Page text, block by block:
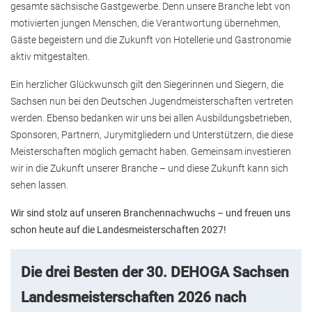
gesamte sächsische Gastgewerbe. Denn unsere Branche lebt von
motivierten jungen Menschen, die Verantwortung übernehmen,
Gäste begeistern und die Zukunft von Hotellerie und Gastronomie
aktiv mitgestalten.
Ein herzlicher Glückwunsch gilt den Siegerinnen und Siegern, die
Sachsen nun bei den Deutschen Jugendmeisterschaften vertreten
werden. Ebenso bedanken wir uns bei allen Ausbildungsbetrieben,
Sponsoren, Partnern, Jurymitgliedern und Unterstützern, die diese
Meisterschaften möglich gemacht haben. Gemeinsam investieren
wir in die Zukunft unserer Branche – und diese Zukunft kann sich
sehen lassen.
Wir sind stolz auf unseren Branchennachwuchs – und freuen uns
schon heute auf die Landesmeisterschaften 2027!
Die drei Besten der 30. DEHOGA Sachsen
Landesmeisterschaften 2026 nach